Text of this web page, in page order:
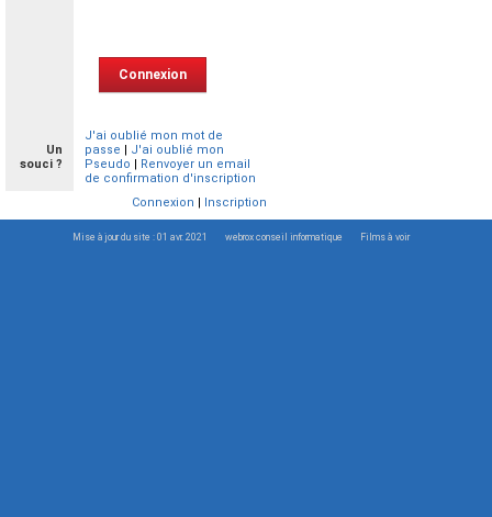
Un
souci ?
J'ai oublié mon mot de
passe | J'ai oublié mon
Pseudo | Renvoyer un email
de confirmation d'inscription
Connexion | Inscription
Mise à jour du site : 01 avr. 2021 webrox conseil informatique Films à voir